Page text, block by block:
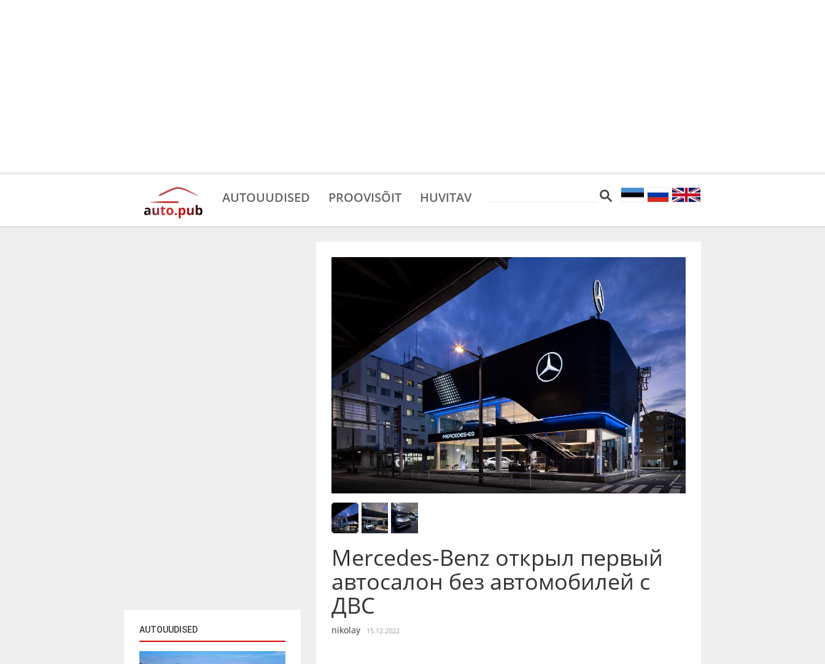
AUTOUUDISED PROOVISÕIT HUVITAV
AUTOUUDISED
Mercedes-Benz открыл первый
автосалон без автомобилей с
ДВС
nikolay 15.12.2022